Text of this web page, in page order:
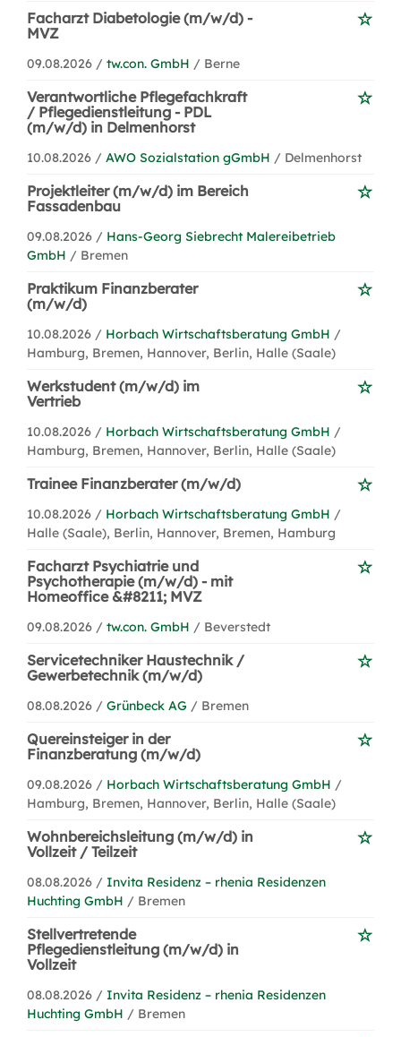
Facharzt Diabetologie (m/w/d) -
MVZ
09.08.2026 / tw.con. GmbH / Berne
Verantwortliche Pflegefachkraft
/ Pflegedienstleitung - PDL
(m/w/d) in Delmenhorst
10.08.2026 / AWO Sozialstation gGmbH / Delmenhorst
Projektleiter (m/w/d) im Bereich
Fassadenbau
09.08.2026 / Hans-Georg Siebrecht Malereibetrieb
GmbH / Bremen
Praktikum Finanzberater
(m/w/d)
10.08.2026 / Horbach Wirtschaftsberatung GmbH /
Hamburg, Bremen, Hannover, Berlin, Halle (Saale)
Werkstudent (m/w/d) im
Vertrieb
10.08.2026 / Horbach Wirtschaftsberatung GmbH /
Hamburg, Bremen, Hannover, Berlin, Halle (Saale)
Trainee Finanzberater (m/w/d)
10.08.2026 / Horbach Wirtschaftsberatung GmbH /
Halle (Saale), Berlin, Hannover, Bremen, Hamburg
Facharzt Psychiatrie und
Psychotherapie (m/w/d) - mit
Homeoffice &#8211; MVZ
09.08.2026 / tw.con. GmbH / Beverstedt
Servicetechniker Haustechnik /
Gewerbetechnik (m/w/d)
08.08.2026 / Grünbeck AG / Bremen
Quereinsteiger in der
Finanzberatung (m/w/d)
09.08.2026 / Horbach Wirtschaftsberatung GmbH /
Hamburg, Bremen, Hannover, Berlin, Halle (Saale)
Wohnbereichsleitung (m/w/d) in
Vollzeit / Teilzeit
08.08.2026 / Invita Residenz – rhenia Residenzen
Huchting GmbH / Bremen
Stellvertretende
Pflegedienstleitung (m/w/d) in
Vollzeit
08.08.2026 / Invita Residenz – rhenia Residenzen
Huchting GmbH / Bremen